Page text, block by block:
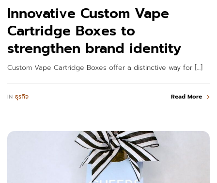
Innovative Custom Vape
Cartridge Boxes to
strengthen brand identity
Custom Vape Cartridge Boxes offer a distinctive way for […]
IN ธุรกิจ Read More